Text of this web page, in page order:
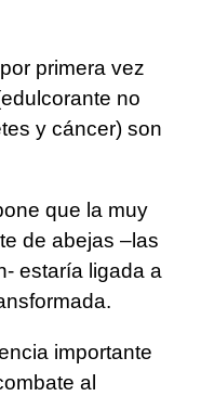
primera vez
no
y cáncer) son
que la muy
de abejas –las
estaría ligada a
importante
al